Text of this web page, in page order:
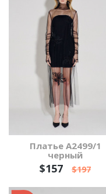
Платье А2499/1
черный
$157 $197